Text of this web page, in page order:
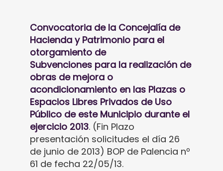
Convocatoria de la Concejalía de
Hacienda y Patrimonio para el
otorgamiento de
Subvenciones para la realización de
obras de mejora o
acondicionamiento en las Plazas o
Espacios Libres Privados de Uso
Público de este Municipio durante el
ejercicio 2013. (Fin Plazo
presentación solicitudes el día 26
de junio de 2013) BOP de Palencia nº
61 de fecha 22/05/13.